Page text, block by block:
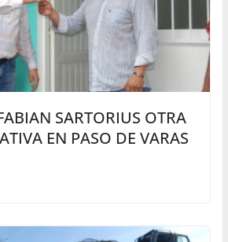
SARTORIUS OTRA
EN PASO DE VARAS